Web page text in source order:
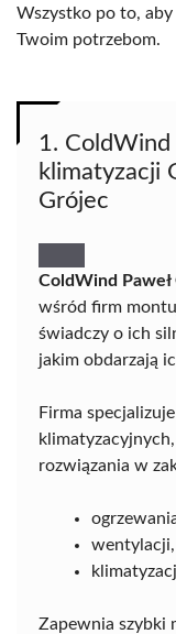
Wszystko po to,
Twoim potrzebom.
1.
klimatyzacji
Grójec
ColdWind Paweł
wśród firm
świadczy o ich
jakim obdarzają
Firma
rozwiązania w
wentylacji,
Zapewnia szybki